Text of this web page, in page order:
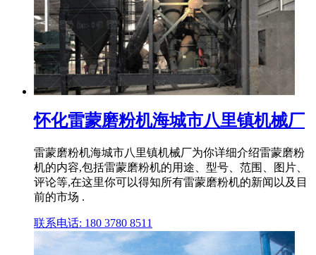
怀化雷蒙磨粉机海城市八里镇机械厂
雷蒙磨粉机海城市八里镇机械厂为你详细介绍雷蒙磨粉
机的内容,包括雷蒙磨粉机的用途、型号、范围、图片、
评论等,在这里你可以得知所有雷蒙磨粉机的新闻以及目
前的市场 .
联系电话: 180 3780 8511